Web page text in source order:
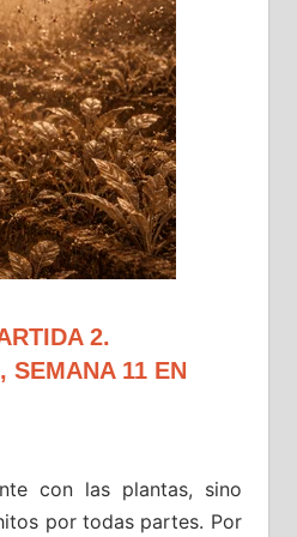
2.
SEMANA 11 EN
con las plantas, sino
por todas partes. Por